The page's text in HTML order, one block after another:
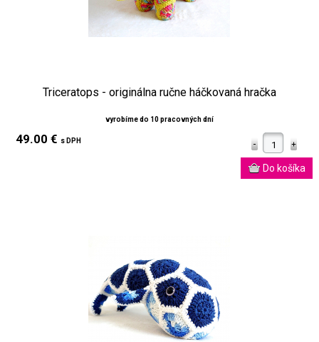
Triceratops - originálna ručne háčkovaná hračka
vyrobíme do 10 pracovných dní
49.00 € s DPH